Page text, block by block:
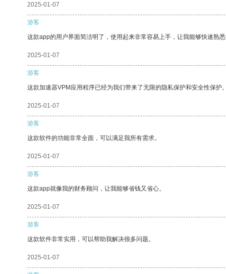
2025-01-07
游客
这款app的用户界面简洁明了，使用起来非常容易上手，让我能够快速熟
2025-01-07
游客
这款加速器VPM应用程序已经为我们带来了无限的隐私保护和安全性保护
2025-01-07
游客
这款软件的功能非常全面，可以满足我所有需求。
2025-01-07
游客
这款app就像我的财务顾问，让我能够省钱又省心。
2025-01-07
游客
这款软件非常实用，可以帮助我解决很多问题。
2025-01-07